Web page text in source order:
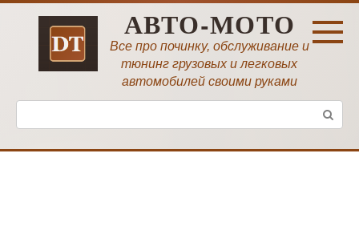
Перейти
АВТО-МОТО
Все про починку, обслуживание и
тюнинг грузовых и легковых
автомобилей своими руками
Поиск: